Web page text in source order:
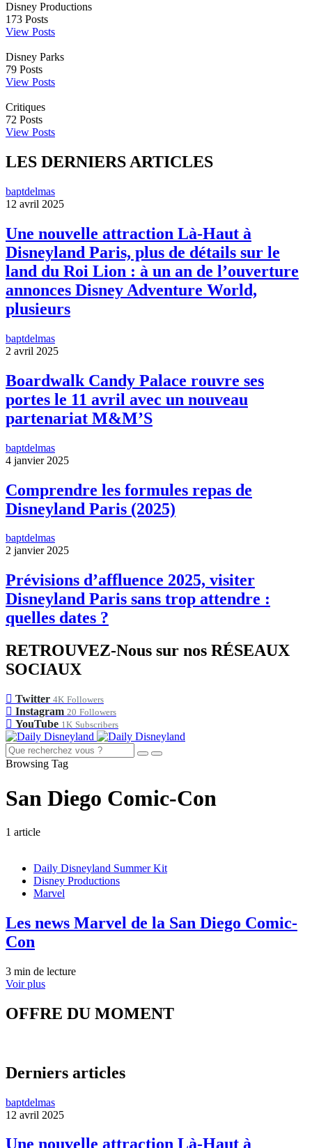
Disney Productions
173 Posts
View Posts
Disney Parks
79 Posts
View Posts
Critiques
72 Posts
View Posts
LES DERNIERS ARTICLES
baptdelmas
12 avril 2025
Une nouvelle attraction Là-Haut à
Disneyland Paris, plus de détails sur le
land du Roi Lion : à un an de l’ouverture
annonces Disney Adventure World,
plusieurs
baptdelmas
2 avril 2025
Boardwalk Candy Palace rouvre ses
portes le 11 avril avec un nouveau
partenariat M&M’S
baptdelmas
4 janvier 2025
Comprendre les formules repas de
Disneyland Paris (2025)
baptdelmas
2 janvier 2025
Prévisions d’affluence 2025, visiter
Disneyland Paris sans trop attendre :
quelles dates ?
RETROUVEZ-Nous sur nos RÉSEAUX
SOCIAUX
Twitter 4K Followers
Instagram 20 Followers
YouTube 1K Subscribers
Browsing Tag
San Diego Comic-Con
1 article
Daily Disneyland Summer Kit
Disney Productions
Marvel
Les news Marvel de la San Diego Comic-
Con
3 min de lecture
Voir plus
OFFRE DU MOMENT
Derniers articles
baptdelmas
12 avril 2025
Une nouvelle attraction Là-Haut à